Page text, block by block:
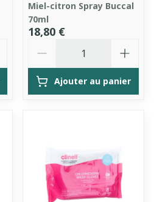
Miel-citron Spray Buccal
70ml
18,80 €
Ajouter au panier